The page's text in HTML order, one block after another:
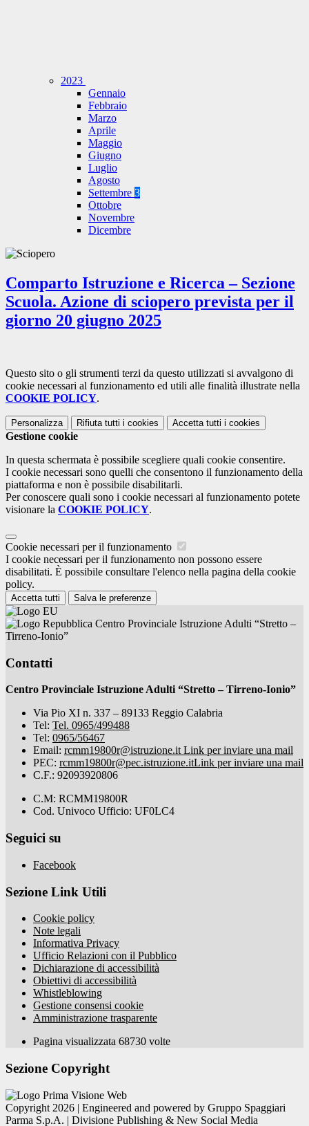
2023
Gennaio
Febbraio
Marzo
Aprile
Maggio
Giugno
Luglio
Agosto
Settembre 3
Ottobre
Novembre
Dicembre
Comparto Istruzione e Ricerca – Sezione
Scuola. Azione di sciopero prevista per il
giorno 20 giugno 2025
Questo sito o gli strumenti terzi da questo utilizzati si avvalgono di
cookie necessari al funzionamento ed utili alle finalità illustrate nella
COOKIE POLICY.
Personalizza Rifiuta tutti i cookies Accetta tutti i cookies
Gestione cookie
In questa schermata è possibile scegliere quali cookie consentire.
I cookie necessari sono quelli che consentono il funzionamento della
piattaforma e non è possibile disabilitarli.
Per conoscere quali sono i cookie necessari al funzionamento potete
visionare la COOKIE POLICY.
Cookie necessari per il funzionamento
I cookie necessari per il funzionamento non possono essere
disabilitati. È possibile consultare l'elenco nella pagina della cookie
policy.
Accetta tutti Salva le preferenze
Centro Provinciale Istruzione Adulti “Stretto –
Tirreno-Ionio”
Contatti
Centro Provinciale Istruzione Adulti “Stretto – Tirreno-Ionio”
Via Pio XI n. 337 – 89133 Reggio Calabria
Tel: Tel. 0965/499488
Tel: 0965/56467
Email: rcmm19800r@istruzione.it Link per inviare una mail
PEC: rcmm19800r@pec.istruzione.itLink per inviare una mail
C.F.: 92093920806
C.M: RCMM19800R
Cod. Univoco Ufficio: UF0LC4
Seguici su
Facebook
Sezione Link Utili
Cookie policy
Note legali
Informativa Privacy
Ufficio Relazioni con il Pubblico
Dichiarazione di accessibilità
Obiettivi di accessibilità
Whistleblowing
Gestione consensi cookie
Amministrazione trasparente
Pagina visualizzata 68730 volte
Sezione Copyright
Copyright 2026 | Engineered and powered by Gruppo Spaggiari
Parma S.p.A. | Divisione Publishing & New Social Media